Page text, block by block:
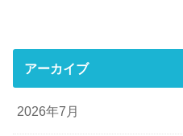
アーカイブ
2026年7月